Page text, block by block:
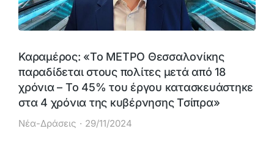
Καραμέρος: «Το ΜΕΤΡΟ Θεσσαλονίκης
παραδίδεται στους πολίτες μετά από 18
χρόνια – Το 45% του έργου κατασκευάστηκε
στα 4 χρόνια της κυβέρνησης Τσίπρα»
Νέα-Δράσεις 29/11/2024